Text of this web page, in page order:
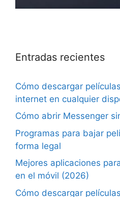
Entradas recientes
Cómo descargar
internet en cualquier
Cómo abrir Messenger
Programas para bajar
forma legal
Mejores aplicaciones
en el móvil (2026)
Cómo descargar